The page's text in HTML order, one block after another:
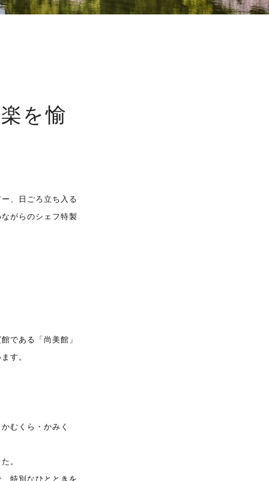
を愉
、日ごろ立ち入る
がらのシェフ特製
である「尚美館」
す。
むくら・かみく
。
特別なひとときを